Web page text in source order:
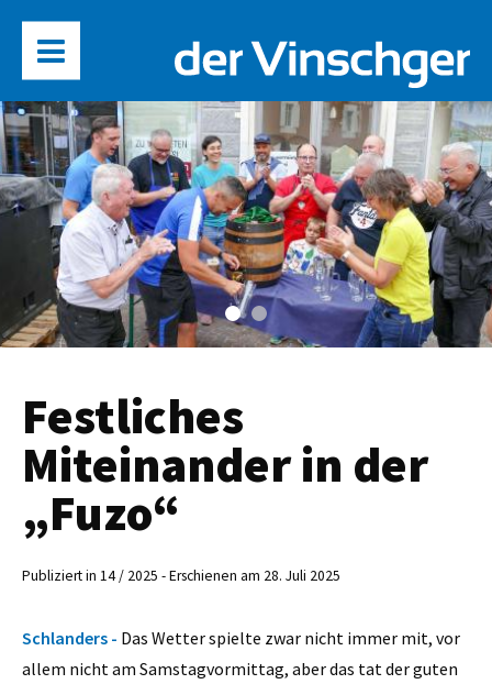
Festliches
Miteinander in der
„Fuzo“
Publiziert in 14 / 2025 - Erschienen am 28. Juli 2025
Schlanders - Das Wetter spielte zwar nicht immer mit, vor
allem nicht am Samstagvormittag, aber das tat der guten